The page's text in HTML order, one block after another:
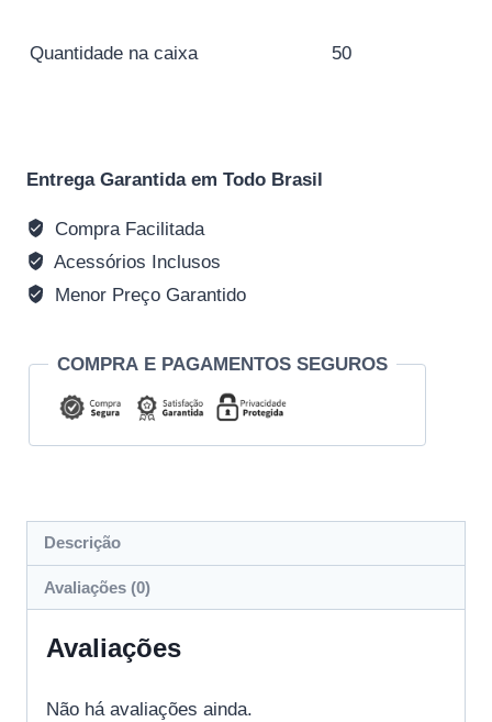
Quantidade na caixa 50
Entrega Garantida em Todo Brasil
Compra Facilitada
Acessórios Inclusos
Menor Preço Garantido
COMPRA E PAGAMENTOS SEGUROS
Descrição
Avaliações (0)
Avaliações
Não há avaliações ainda.